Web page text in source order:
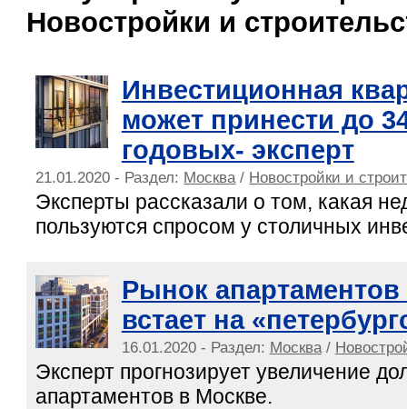
Новостройки и
Инвестиционная
может принести до
годовых- эксперт
21.01.2020 - Раздел: Москва/ Новостройки и
Эксперты рассказали о том, какая
пользуются спросом у столичных
Рынок
встает на
16.01.2020 - Раздел: Москва/
Эксперт прогнозирует увеличение
апартаментов в Москве.